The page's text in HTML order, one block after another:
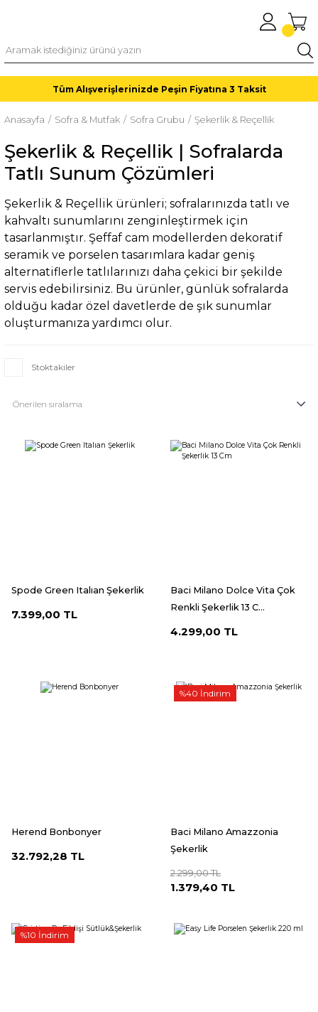
Tüm Alışverişlerinizde Peşin Fiyatına 3 Taksit
Anasayfa Sofra & Mutfak Sofra Grubu Şekerlik & Reçellik
Şekerlik & Reçellik | Sofralarda
Tatlı Sunum Çözümleri
Şekerlik & Reçellik ürünleri; sofralarınızda tatlı ve
kahvaltı sunumlarını zenginleştirmek için
tasarlanmıştır. Şeffaf cam modellerden dekoratif
seramik ve porselen tasarımlara kadar geniş
alternatiflerle tatlılarınızı daha çekici bir şekilde
servis edebilirsiniz. Bu ürünler, günlük sofralarda
olduğu kadar özel davetlerde de şık sunumlar
oluşturmanıza yardımcı olur.
Stoktakiler
Spode Green Italıan Şekerlik
7.399,00 TL
Baci Milano Dolce Vita Çok
Renkli Şekerlik 13 C...
4.299,00 TL
Herend Bonbonyer
32.792,28 TL
%40 İndirim
Baci Milano Amazzonia
Şekerlik
2.299,00 TL
1.379,40 TL
%10 İndirim